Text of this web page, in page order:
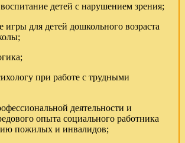
детей с нарушением зрения;
для детей дошкольного возраста
при работе с трудными
деятельности и
опыта социального работника
пожилых и инвалидов;